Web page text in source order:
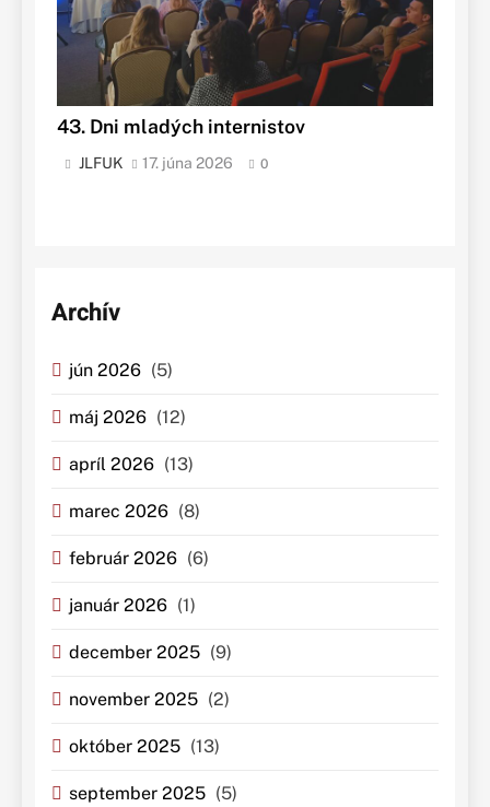
43. Dni mladých internistov
JLFUK 17. júna 2026 0
Archív
jún 2026 (5)
máj 2026 (12)
apríl 2026 (13)
marec 2026 (8)
február 2026 (6)
január 2026 (1)
december 2025 (9)
november 2025 (2)
október 2025 (13)
september 2025 (5)